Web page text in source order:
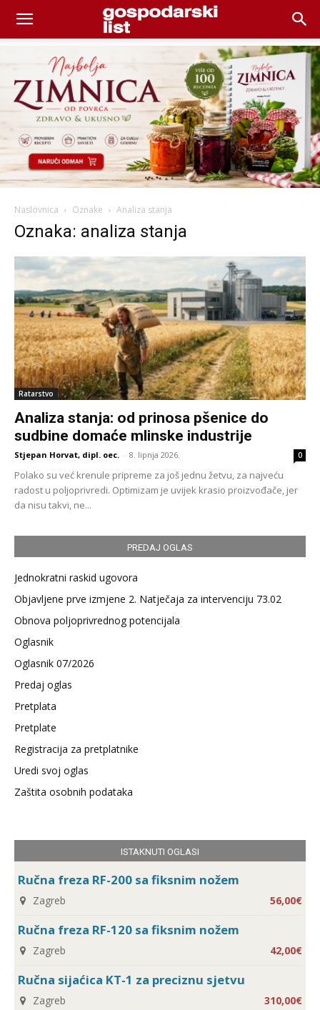
Naslovnica Oznake Analiza stanja
Oznaka: analiza stanja
Ratarstvo
Analiza stanja: od prinosa pšenice do
sudbine domaće mlinske industrije
Stjepan Horvat, dipl. oec. - 8. lipnja 2026. 0
Polako su već krenule pripreme za još jednu žetvu, za najveću
radost u poljoprivredi. Optimizam je uvijek krasio proizvođače, jer
da nisu takvi, ne...
PREDAJ OGLAS
Jednokratni raskid ugovora
Objavljene prve izmjene 2. Natječaja za intervenciju 73.02
Obnova poljoprivrednog potencijala
Oglasnik
Oglasnik 07/2026
Predaj oglas
Pretplata
Pretplate
Registracija za pretplatnike
Uredi svoj oglas
Zaštita osobnih podataka
ISTAKNUTI OGLASI
Ručna freza RF-200 sa fiksnim nožem
Zagreb 56,00€
Ručna freza RF-120 sa fiksnim nožem
Zagreb 42,00€
Ručna sijaćica KT-1 za preciznu sjetvu
Zagreb 310,00€